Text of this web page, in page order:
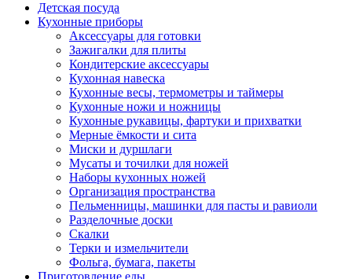
Детская посуда
Кухонные приборы
Аксессуары для готовки
Зажигалки для плиты
Кондитерские аксессуары
Кухонная навеска
Кухонные весы, термометры и таймеры
Кухонные ножи и ножницы
Кухонные рукавицы, фартуки и прихватки
Мерные ёмкости и сита
Миски и дуршлаги
Мусаты и точилки для ножей
Наборы кухонных ножей
Организация пространства
Пельменницы, машинки для пасты и равиоли
Разделочные доски
Скалки
Терки и измельчители
Фольга, бумага, пакеты
Приготовление еды